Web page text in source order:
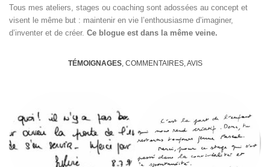
Tous mes ateliers, stages ou coaching sont adossées au concept et
visent le même but : maintenir en vie l’enthousiasme d’imaginer,
d’inventer et de créer. Ce blogue est dans la même veine.
TÉMOIGNAGES, COMMENTAIRES, AVIS